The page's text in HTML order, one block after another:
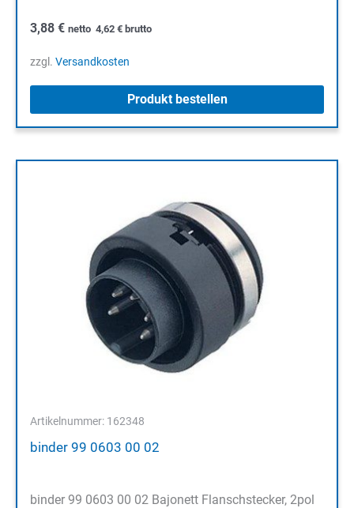
3,88 € netto 4,62 € brutto
zzgl. Versandkosten
Produkt bestellen
Artikelnummer: 162348
binder 99 0603 00 02
binder 99 0603 00 02 Bajonett Flanschstecker, 2pol